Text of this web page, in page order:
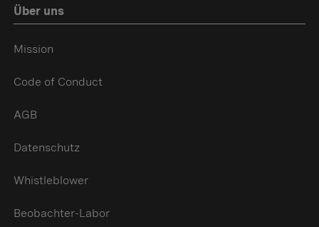
Über uns
Mission
Code of Conduct
AGB
Datenschutz
Whistleblower
Beobachter-Labor